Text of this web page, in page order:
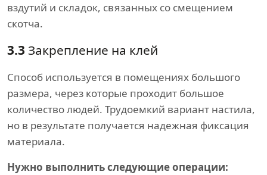
вздутий и складок, связанных со смещением
скотча.
3.3 Закрепление на клей
Способ используется в помещениях большого
размера, через которые проходит большое
количество людей. Трудоемкий вариант настила,
но в результате получается надежная фиксация
материала.
Нужно выполнить следующие операции: